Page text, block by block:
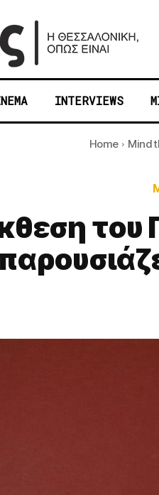
INTERVIEWS
Home Mind
του